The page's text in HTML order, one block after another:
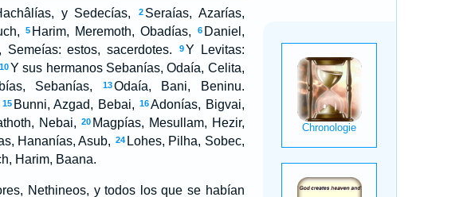
y Sedecías, 2 Seraías, Azarías,
5 Harim, Meremoth, Obadías, 6 Daniel,
Semeías: estos, sacerdotes. 9Y Levitas:
10Y sus hermanos Sebanías, Odaía, Celita,
Sebanías, 13Odaía, Bani, Beninu.
15 Bunni, Azgad, Bebai, 16Adonías, Bigvai,
Nebai, 20 Magpías, Mesullam, Hezir,
Hananías, Asub, 24 Lohes, Pilha, Sobec,
Harim, Baana.
Nethineos, y todos los que se habían